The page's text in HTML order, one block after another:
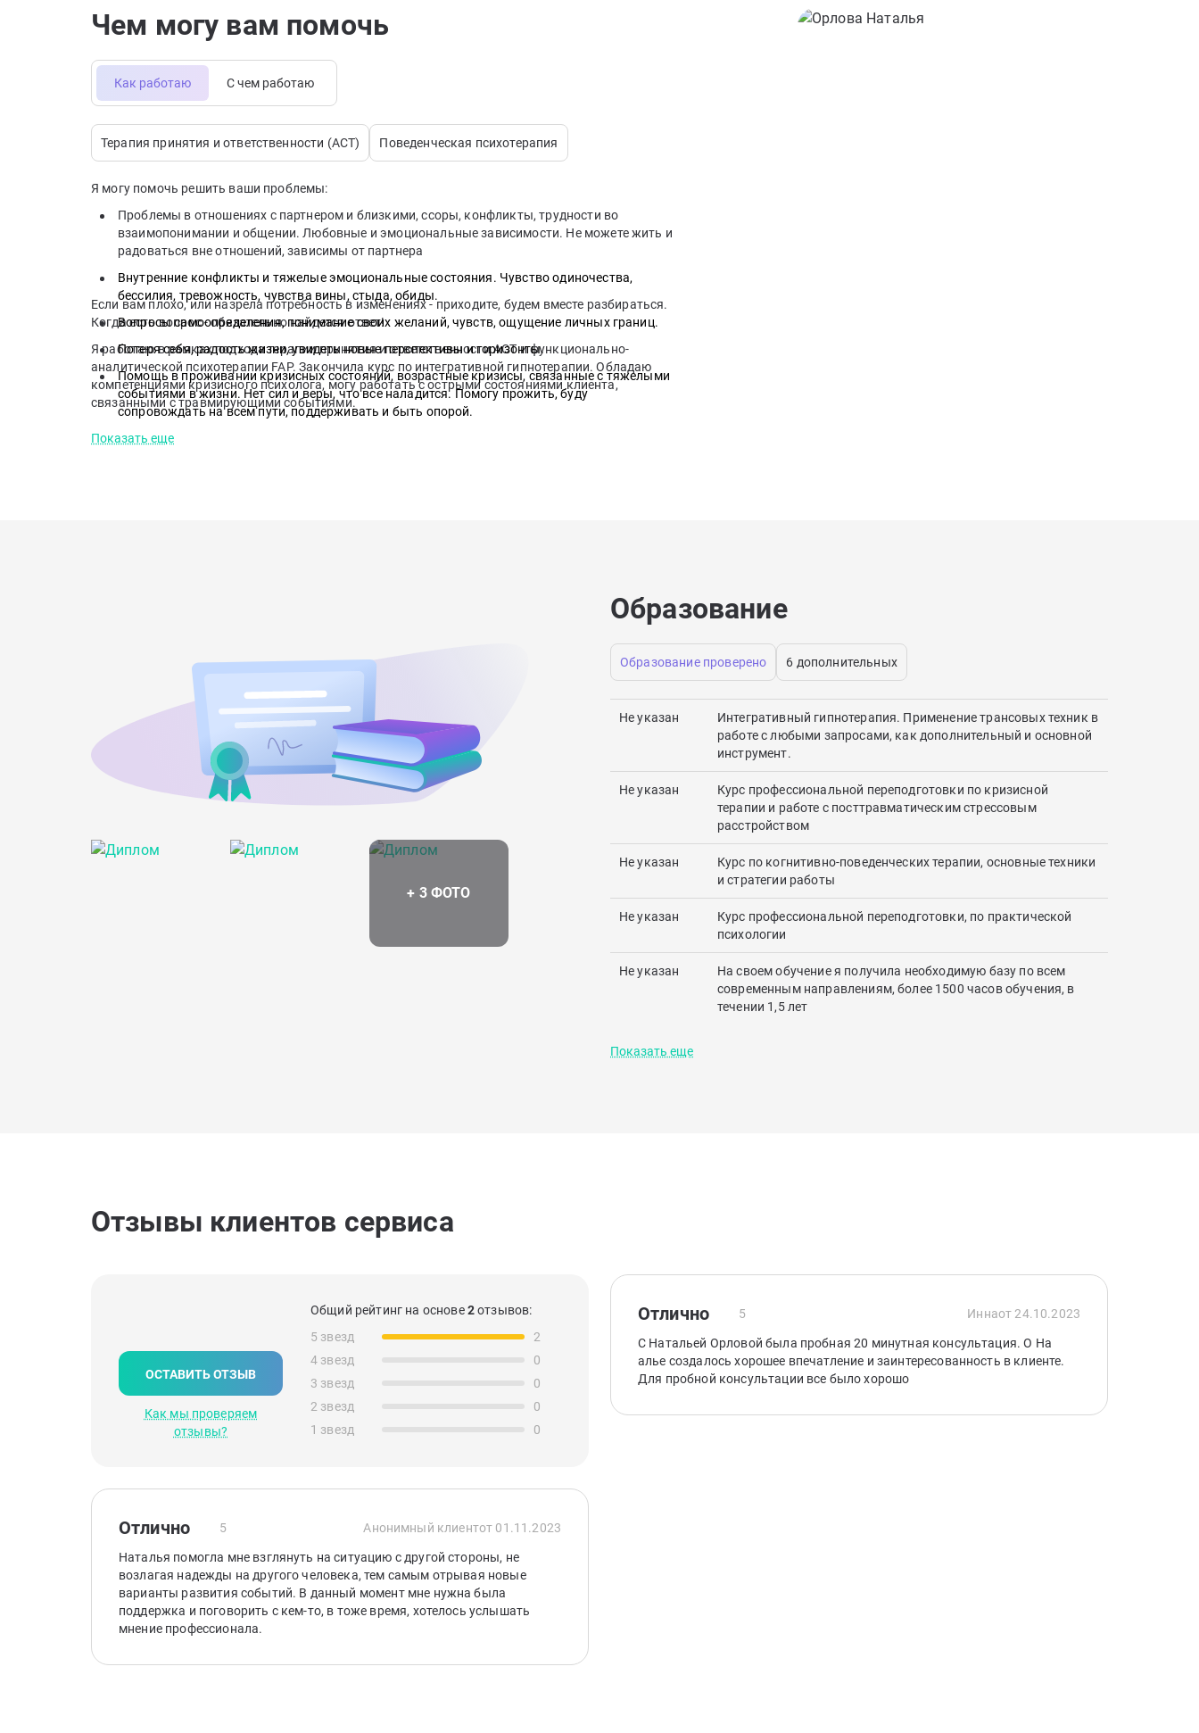
Чем могу вам помочь
Как работаю С чем работаю
Терапия принятия и ответственности (АСТ) Поведенческая психотерапия
Я могу помочь решить ваши проблемы:
Проблемы в отношениях с партнером и близкими, ссоры, конфликты, трудности во
взаимопонимании и общении. Любовные и эмоциональные зависимости. Не можете жить и
радоваться вне отношений, зависимы от партнера
Внутренние конфликты и тяжелые эмоциональные состояния. Чувство одиночества,
бессилия, тревожность, чувства вины, стыда, обиды.
Вопросы самоопределения, понимание своих желаний, чувств, ощущение личных границ.
Потеря себя, радость жизни, увидеть новые перспективы и горизонты.
Помощь в проживании кризисных состояний, возрастные кризисы, связанные с тяжелыми
событиями в жизни. Нет сил и веры, что все наладится. Помогу прожить, буду
сопровождать на всем пути, поддерживать и быть опорой.
Переживание травматичных событий, которые мешают жить и получать удовольствие,
Если вам плохо, или назрела потребность в изменениях - приходите, будем вместе разбираться.
Когда есть вопрос - обязательно найдется ответ!
Я работаю в рамках подхода терапии принятия и ответственности ACT и функционально-
аналитической психотерапии FAP. Закончила курс по интегративной гипнотерапии. Обладаю
компетенциями кризисного психолога, могу работать с острыми состояниями клиента,
связанными с травмирующими событиями.
Показать еще
Образование
Образование проверено 6 дополнительных
Не указан
Интегративный гипнотерапия. Применение трансовых техник в
работе с любыми запросами, как дополнительный и основной
инструмент.
Не указан
Курс профессиональной переподготовки по кризисной
терапии и работе с посттравматическим стрессовым
расстройством
Не указан
Курс по когнитивно-поведенческих терапии, основные техники
и стратегии работы
Не указан
Курс профессиональной переподготовки, по практической
психологии
Не указан
На своем обучение я получила необходимую базу по всем
современным направлениям, более 1500 часов обучения, в
течении 1,5 лет
Показать еще
Отзывы клиентов сервиса
ОСТАВИТЬ ОТЗЫВ
Как мы проверяем
отзывы?
Общий рейтинг на основе2отзывов:
5 звезд
2
4 звезд
0
3 звезд
0
2 звезд
0
1 звезд
0
Отлично 5 Анонимный клиентот 01.11.2023
Наталья помогла мне взглянуть на ситуацию с другой стороны, не
возлагая надежды на другого человека, тем самым отрывая новые
варианты развития событий. В данный момент мне нужна была
поддержка и поговорить с кем-то, в тоже время, хотелось услышать
мнение профессионала.
Отлично 5 Иннаот 24.10.2023
С Натальей Орловой была пробная 20 минутная консультация. О На
алье создалось хорошее впечатление и заинтересованность в клиенте.
Для пробной консультации все было хорошо